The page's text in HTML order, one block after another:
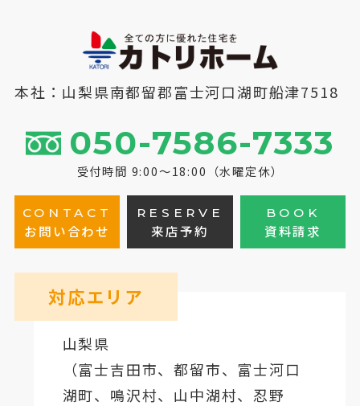
本社：山梨県南都留郡富士河口湖町船津7518
050-7586-7333
受付時間 9:00～18:00（水曜定休）
CONTACT
お問い合わせ
RESERVE
来店予約
BOOK
資料請求
対応エリア
山梨県
（富士吉田市、都留市、 富士河口
湖町、鳴沢村、山中湖村、忍野